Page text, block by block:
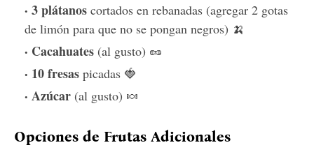
3 plátanos cortados en rebanadas (agregar 2 gotas
de limón para que no se pongan negros) 🍌
Cacahuates (al gusto) 🥜
10 fresas picadas 🍓
Azúcar (al gusto) 🍬
Opciones de Frutas Adicionales